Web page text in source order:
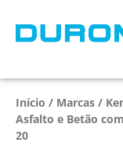
Início / Marcas /
Asfalto e Betão
20